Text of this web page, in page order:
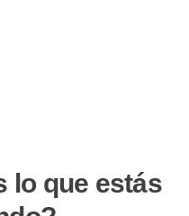
lo que estás